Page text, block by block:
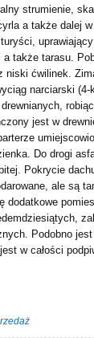
strumienie,
a także dalej
a także tarasu.
ćwilinek.
narciarski (4-
jest w
Do drogi
Pokrycie
ale są
dodatkowe
Podobno jest
w całości